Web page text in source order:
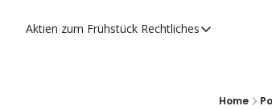
Aktien zum Frühstück Rechtliches
Rechtliches
Impressum
Home